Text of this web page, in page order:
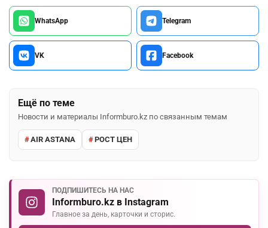
WhatsApp Telegram
VK Facebook
Ещё по теме
Новости и материалы Informburo.kz по связанным темам
AIR ASTANA РОСТ ЦЕН
ПОДПИШИТЕСЬ НА НАС
Informburo.kz в Instagram
Главное за день, карточки и сторис.